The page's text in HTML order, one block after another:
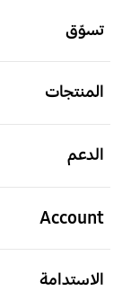
تسوّق
المنتجات
الدعم
Account
الاستدامة